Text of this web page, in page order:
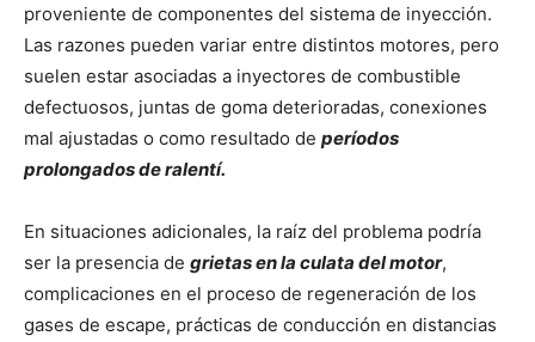
proveniente de componentes del sistema de inyección.
Las razones pueden variar entre distintos motores, pero
suelen estar asociadas a inyectores de combustible
defectuosos, juntas de goma deterioradas, conexiones
mal ajustadas o como resultado de períodos
prolongados de ralentí.
En situaciones adicionales, la raíz del problema podría
ser la presencia de grietas en la culata del motor,
complicaciones en el proceso de regeneración de los
gases de escape, prácticas de conducción en distancias